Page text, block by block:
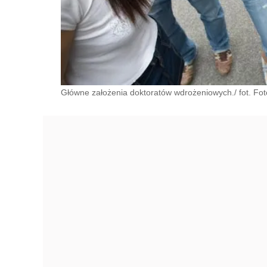
Główne założenia doktoratów wdrożeniowych./ fot.